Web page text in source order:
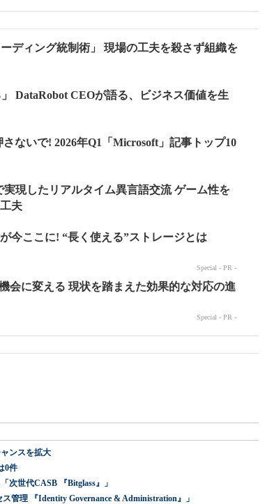
ンスを拡大
0件
次世代CASB 『Bitglass』」
管理 『Identity Governance & Administration』」